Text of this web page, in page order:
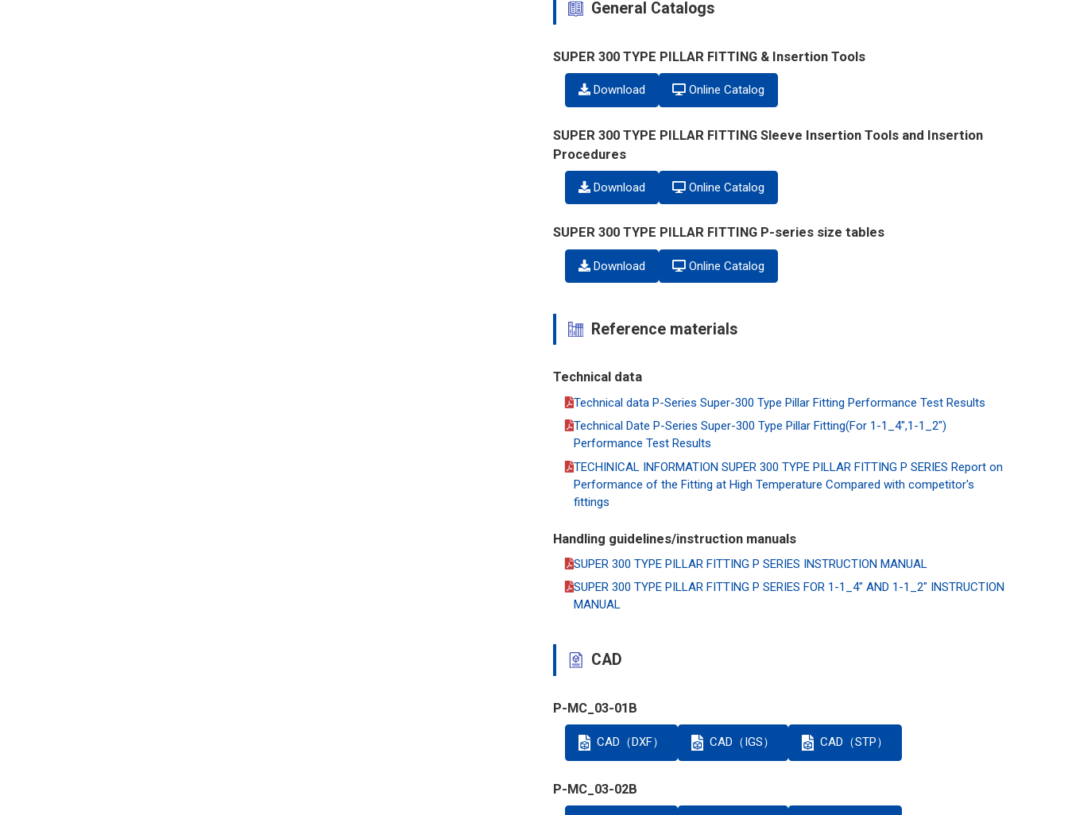
General Catalogs
SUPER 300 TYPE PILLAR FITTING & Insertion Tools
Download Online Catalog
SUPER 300 TYPE PILLAR FITTING Sleeve Insertion Tools and Insertion
Procedures
Download Online Catalog
SUPER 300 TYPE PILLAR FITTING P-series size tables
Download Online Catalog
Reference materials
Technical data
Technical data P-Series Super-300 Type Pillar Fitting Performance Test Results
Technical Date P-Series Super-300 Type Pillar Fitting(For 1-1_4",1-1_2")
Performance Test Results
TECHINICAL INFORMATION SUPER 300 TYPE PILLAR FITTING P SERIES Report on
Performance of the Fitting at High Temperature Compared with competitor's
fittings
Handling guidelines/instruction manuals
SUPER 300 TYPE PILLAR FITTING P SERIES INSTRUCTION MANUAL
SUPER 300 TYPE PILLAR FITTING P SERIES FOR 1-1_4" AND 1-1_2" INSTRUCTION
MANUAL
CAD
P-MC_03-01B
CAD（DXF） CAD（IGS） CAD（STP）
P-MC_03-02B